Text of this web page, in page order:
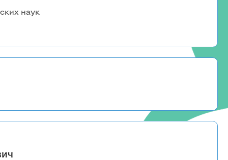
Красноярский ГАУ
наук